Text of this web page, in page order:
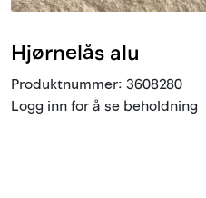
Hjørnelås alu
Produktnummer: 3608280
Logg inn for å se beholdning
Mur og mørtel
Trelast og finer
Vanntetting